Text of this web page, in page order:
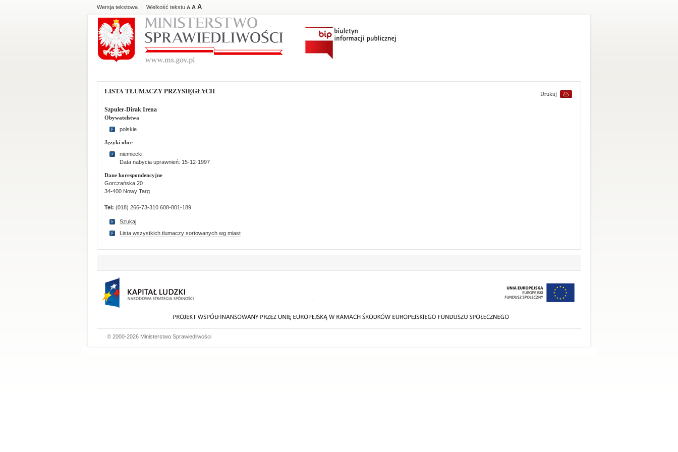
Wersja tekstowa | Wielkość tekstu A A A
Drukuj
LISTA TŁUMACZY PRZYSIĘGŁYCH
Szpuler-Dirak Irena
Obywatelstwa
polskie
Języki obce
niemiecki
Data nabycia uprawnień: 15-12-1997
Dane korespondencyjne
Gorczańska 20
34-400 Nowy Targ
Tel: (018) 266-73-310 608-801-189
Szukaj
Lista wszystkich tlumaczy sortowanych wg miast
© 2000-2026 Ministerstwo Sprawiedliwości